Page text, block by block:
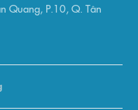
Quang, P.10, Q. Tân